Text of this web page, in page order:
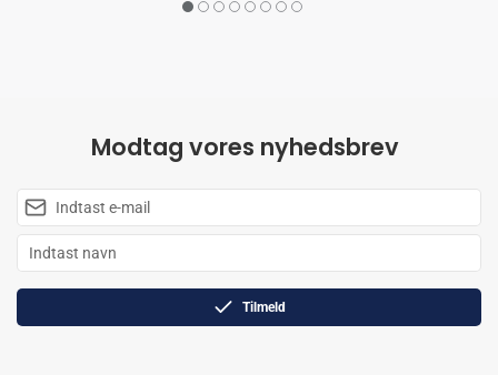
Modtag vores nyhedsbrev
Tilmeld